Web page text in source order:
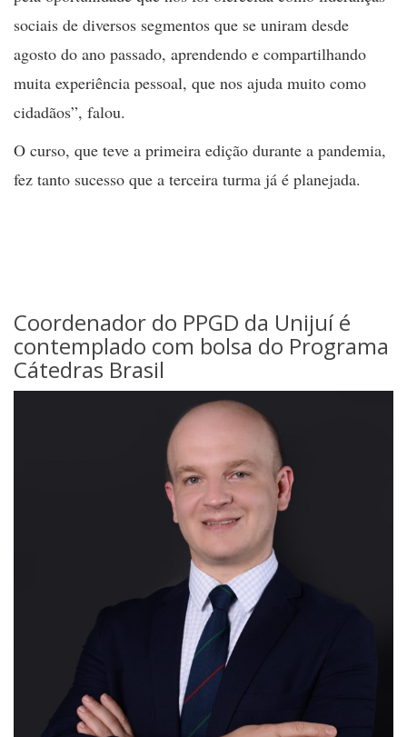
sociais de diversos segmentos que se uniram desde
agosto do ano passado, aprendendo e compartilhando
muita experiência pessoal, que nos ajuda muito como
cidadãos”, falou.
O curso, que teve a primeira edição durante a pandemia,
fez tanto sucesso que a terceira turma já é planejada.
Coordenador do PPGD da Unijuí é
contemplado com bolsa do Programa
Cátedras Brasil